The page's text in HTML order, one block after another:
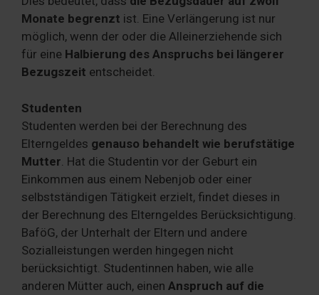
Monate begrenzt ist. Eine Verlängerung ist nur
möglich, wenn der oder die Alleinerziehende sich
für eine Halbierung des Anspruchs bei längerer
Bezugszeit entscheidet.
Studenten
Studenten werden bei der Berechnung des
Elterngeldes genauso behandelt wie berufstätige
Mutter . Hat die Studentin vor der Geburt ein
Einkommen aus einem Nebenjob oder einer
selbstständigen Tätigkeit erzielt, findet dieses in
der Berechnung des Elterngeldes Berücksichtigung.
BaföG, der Unterhalt der Eltern und andere
Sozialleistungen werden hingegen nicht
berücksichtigt. Studentinnen haben, wie alle
anderen Mütter auch, einen Anspruch auf die